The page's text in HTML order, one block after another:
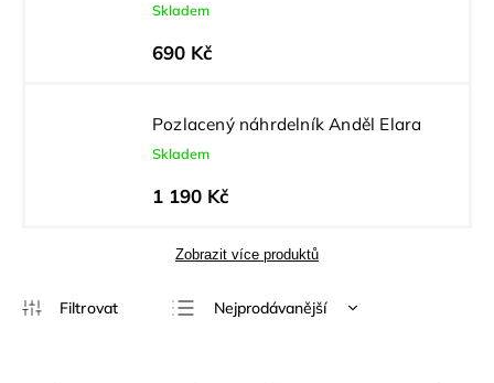
Skladem
690 Kč
Pozlacený náhrdelník Anděl Elara
Skladem
1 190 Kč
Zobrazit více produktů
Nejprodávanější